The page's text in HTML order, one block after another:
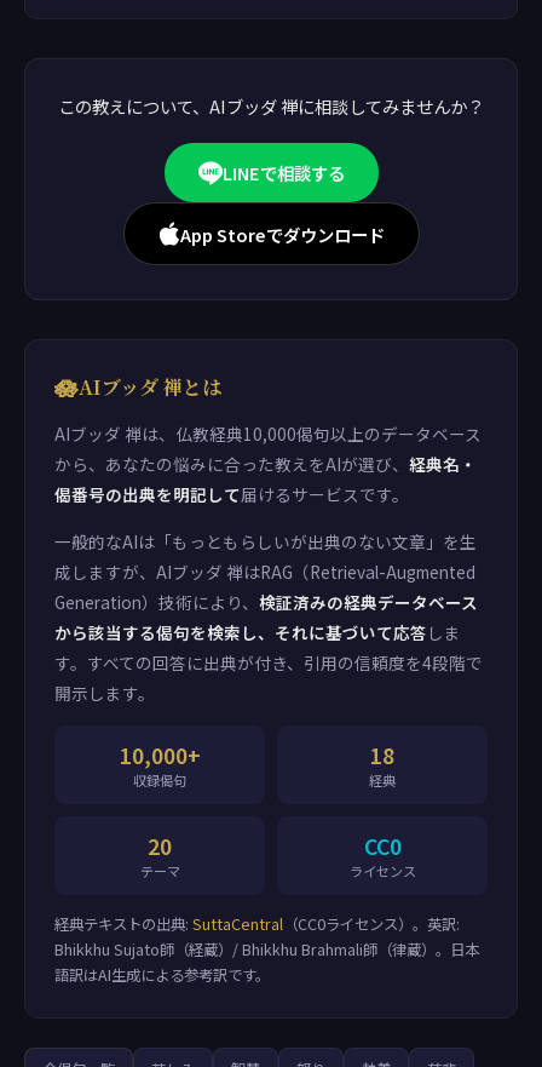
この教えについて、AIブッダ 禅に相談してみませんか？
LINEで相談する
App Storeでダウンロード
🪷AIブッダ 禅とは
AIブッダ 禅は、仏教経典10,000偈句以上のデータベース
から、あなたの悩みに合った教えをAIが選び、 経典名・
偈番号の出典を明記して届けるサービスです。
一般的なAIは「もっともらしいが出典のない文章」を生
成しますが、AIブッダ 禅はRAG（Retrieval-Augmented
Generation）技術により、 検証済みの経典データベース
から該当する偈句を検索し、それに基づいて応答 しま
す。すべての回答に出典が付き、引用の信頼度を4段階で
開示します。
10,000+
収録偈句
18
経典
20
テーマ
CC0
ライセンス
経典テキストの出典: SuttaCentral （CC0ライセンス）。英訳:
Bhikkhu Sujato師（経蔵）/ Bhikkhu Brahmali師（律蔵）。日本
語訳はAI生成による参考訳です。